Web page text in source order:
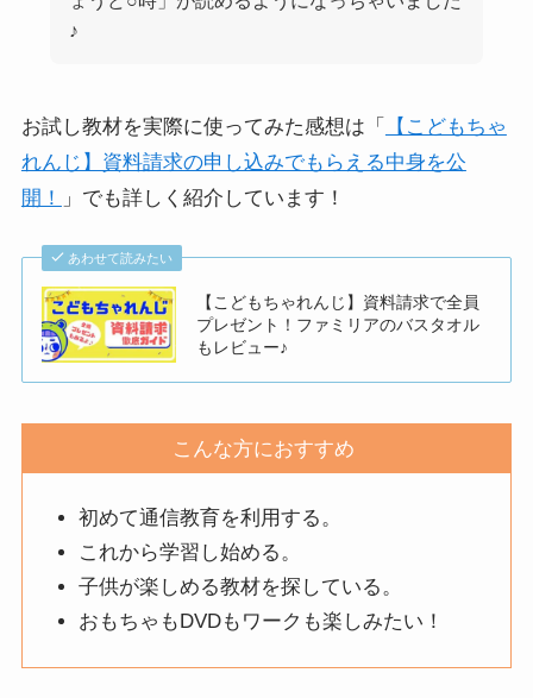
♪
お試し教材を実際に使ってみた感想は「
【こどもちゃ
れんじ】資料請求の申し込みでもらえる中身を公
開！
」でも詳しく紹介しています！
あわせて読みたい
【こどもちゃれんじ】資料請求で全員
プレゼント！ファミリアのバスタオル
もレビュー♪
こんな方におすすめ
初めて通信教育を利用する。
これから学習し始める。
子供が楽しめる教材を探している。
おもちゃもDVDもワークも楽しみたい！